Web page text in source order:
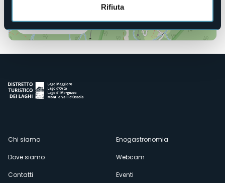
Rifiuta
Apri mappa
Menù
secondario
Chi siamo
Dove siamo
Contatti
Enogastronomia
Webcam
Eventi